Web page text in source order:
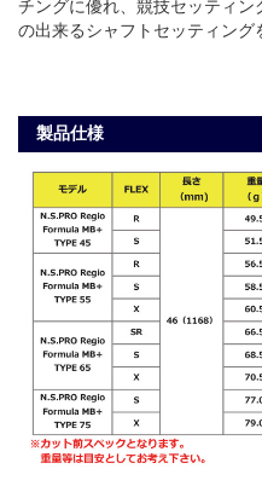
チングに優れ、競技セッティン
の出来るシャフトセッティング
製品仕様